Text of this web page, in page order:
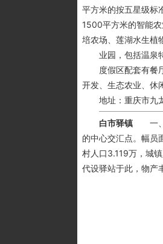
平方米的按五星级标
1500平方米的智能
培农场、莲湖水生植
业园，包括温泉特
度假区配套有餐厅
开发、生态农业、休
地址：重庆市九龙
白市驿镇 一、
的中心交汇点。幅员
村人口3.119万，城
代设驿站于此，物